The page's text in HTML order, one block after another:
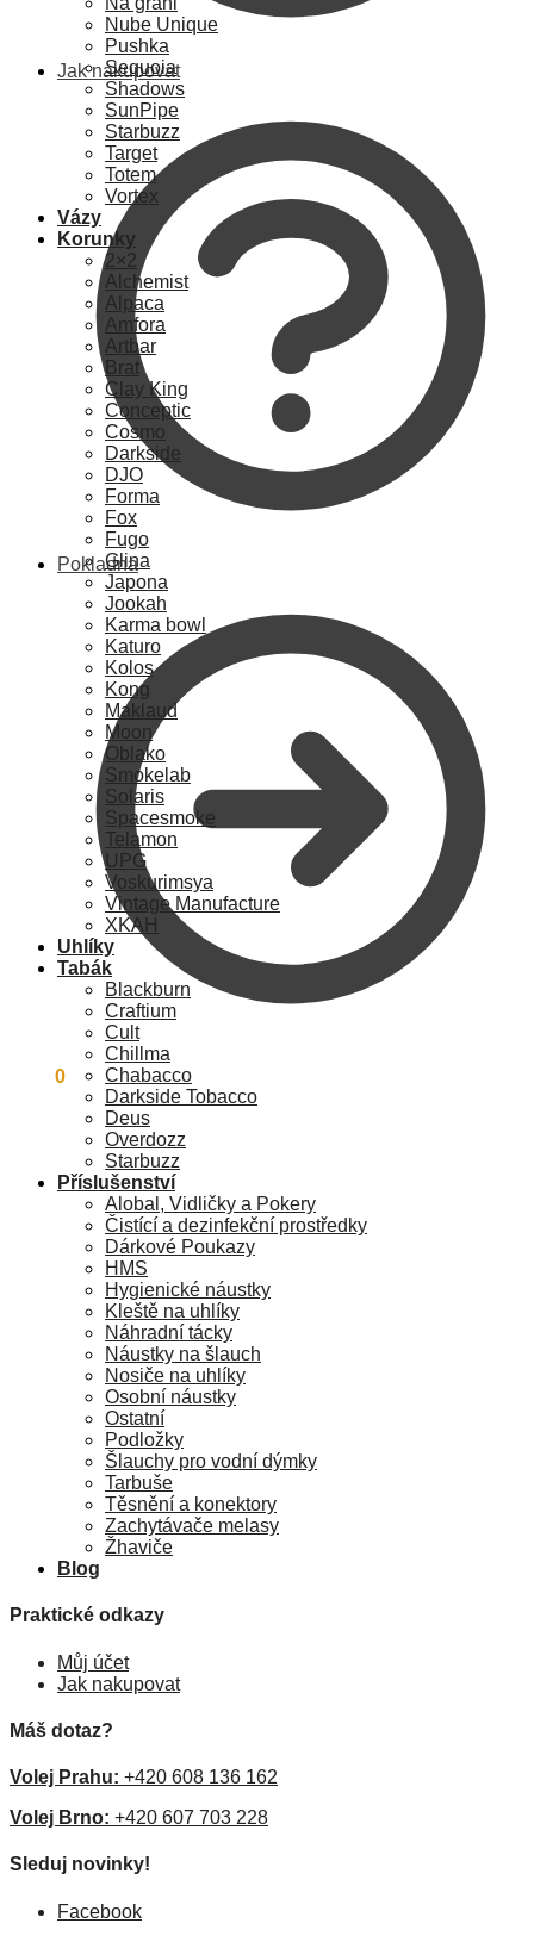
Jak nakupovat
Pokladna
0
Nube Unique
Pushka
Sequoia
Shadows
SunPipe
Starbuzz
Target
Totem
Vortex
Vázy
Korunky
2×2
Alchemist
Alpaca
Amfora
Artbar
Brat
Clay King
Conceptic
Cosmo
Darkside
DJO
Forma
Fox
Fugo
Glina
Japona
Jookah
Karma bowl
Katuro
Kolos
Kong
Maklaud
Moon
Oblako
Smokelab
Solaris
Spacesmoke
Telamon
UPG
Voskurimsya
Vintage Manufacture
XKAH
Uhlíky
Tabák
Blackburn
Craftium
Cult
Chillma
Chabacco
Darkside Tobacco
Deus
Overdozz
Starbuzz
Příslušenství
Alobal, Vidličky a Pokery
Čistící a dezinfekční prostředky
Dárkové Poukazy
HMS
Hygienické náustky
Kleště na uhlíky
Náhradní tácky
Náustky na šlauch
Nosiče na uhlíky
Osobní náustky
Ostatní
Podložky
Šlauchy pro vodní dýmky
Tarbuše
Těsnění a konektory
Zachytávače melasy
Žhaviče
Blog
Praktické odkazy
Můj účet
Jak nakupovat
Máš dotaz?
Volej Prahu: +420 608 136 162
Volej Brno: +420 607 703 228
Sleduj novinky!
Facebook